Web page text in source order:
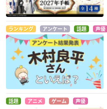
ランキング アンケート 話題 声優
話題 アニメ ゲーム 声優